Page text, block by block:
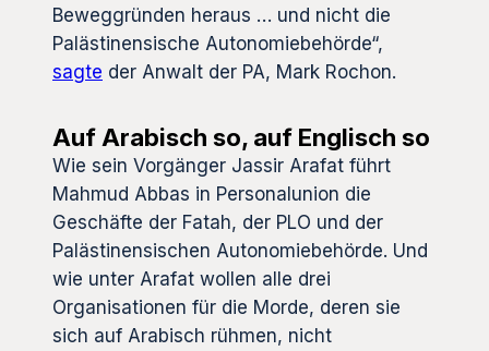
Beweggründen heraus … und nicht die
Palästinensische Autonomiebehörde“,
sagte der Anwalt der PA, Mark Rochon.
Auf Arabisch so, auf Englisch so
Wie sein Vorgänger Jassir Arafat führt
Mahmud Abbas in Personalunion die
Geschäfte der Fatah, der PLO und der
Palästinensischen Autonomiebehörde. Und
wie unter Arafat wollen alle drei
Organisationen für die Morde, deren sie
sich auf Arabisch rühmen, nicht